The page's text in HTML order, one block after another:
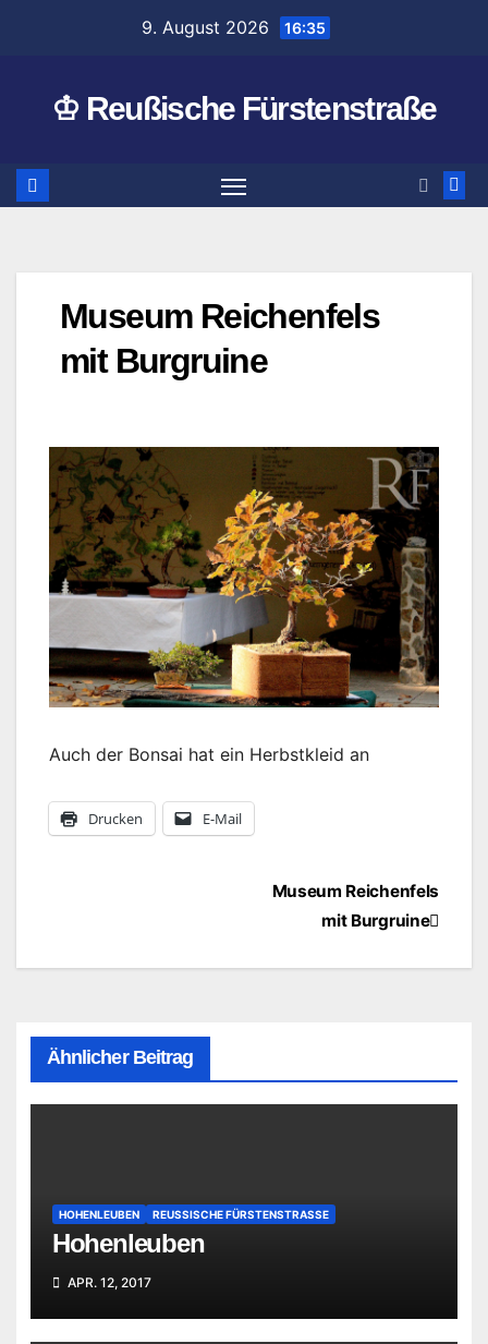
9. August 2026 16:35
♔ Reußische Fürstenstraße
Museum Reichenfels
mit Burgruine
Auch der Bonsai hat ein Herbstkleid an
Drucken E-Mail
BeitragsnavigationMuseum Reichenfels
mit Burgruine
Ähnlicher Beitrag
HOHENLEUBEN REUSSISCHE FÜRSTENSTRASSE
Hohenleuben
APR. 12, 2017